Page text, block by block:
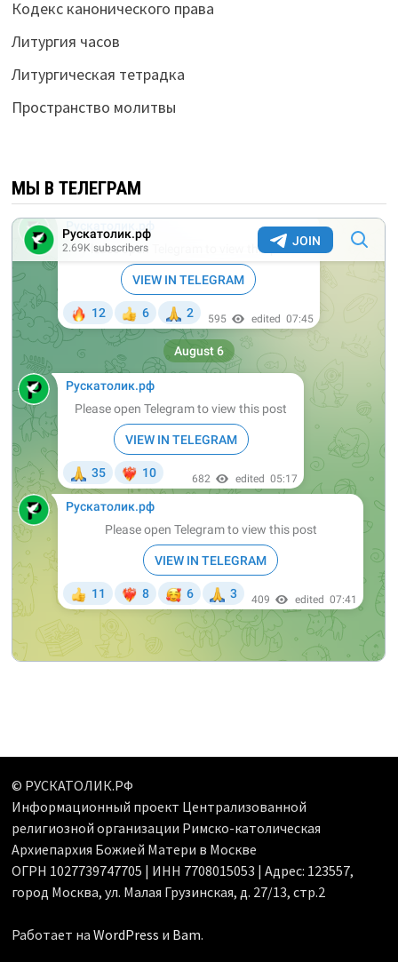
Кодекс канонического права
Литургия часов
Литургическая тетрадка
Пространство молитвы
МЫ В ТЕЛЕГРАМ
© РУСКАТОЛИК.РФ
Информационный проект Централизованной
религиозной организации Римско-католическая
Архиепархия Божией Матери в Москве
ОГРН 1027739747705 | ИНН 7708015053 | Адрес: 123557,
город Москва, ул. Малая Грузинская, д. 27/13, стр.2
Работает наWordPress и Bam.